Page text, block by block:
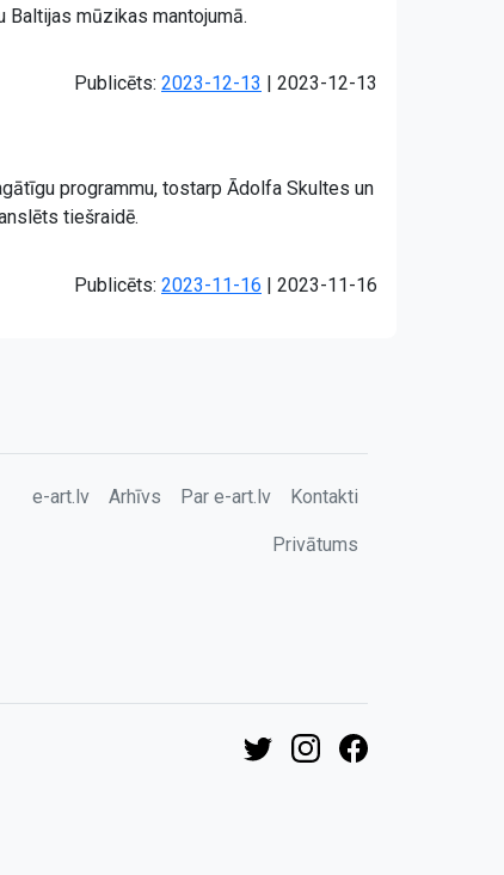
mūzikas mantojumā.
Publicēts: 2023-12-13 | Atjaunots:
2023-12-13
programmu, tostarp Ādolfa Skultes un
tiešraidē.
Publicēts: 2023-11-16 | Atjaunots:
2023-11-16
e-art.lv Arhīvs Par e-art.lv Kontakti
Privātums